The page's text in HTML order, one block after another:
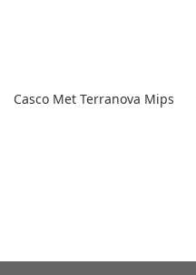
Casco Met Terranova Mips